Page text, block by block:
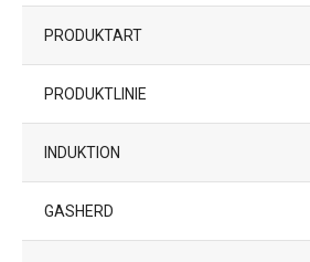
PRODUKTART
PRODUKTLINIE
INDUKTION
GASHERD